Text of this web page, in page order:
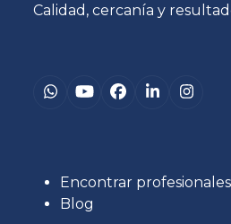
Calidad, cercanía y
Whatsapp
YouTubeFacebook
LinkedIn
Encontrar profesionales
Blog